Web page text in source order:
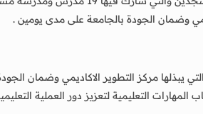
وضمان الجودة بالجامعة على مدى يومين .
مركز التطوير الاكاديمي وضمان
التعليمية لتعزيز دور العملية